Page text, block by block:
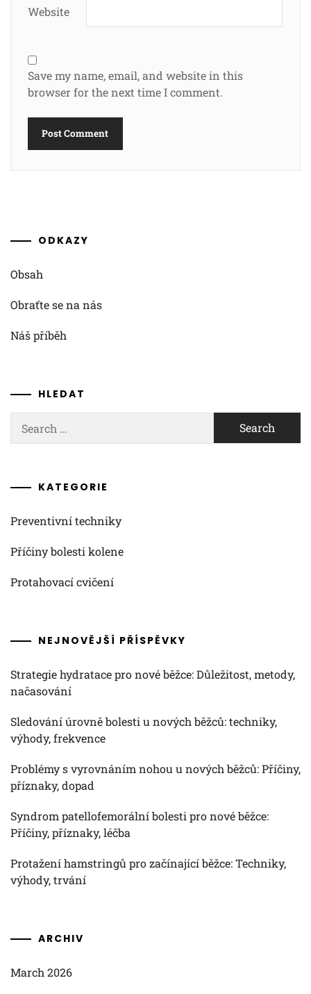
Website
Save my name, email, and website in this
browser for the next time I comment.
ODKAZY
Obsah
Obraťte se na nás
Náš příběh
HLEDAT
for:
KATEGORIE
Preventivní techniky
Příčiny bolesti kolene
Protahovací cvičení
NEJNOVĚJŠÍ PŘÍSPĚVKY
Strategie hydratace pro nové běžce: Důležitost, metody,
načasování
Sledování úrovně bolesti u nových běžců: techniky,
výhody, frekvence
Problémy s vyrovnáním nohou u nových běžců: Příčiny,
příznaky, dopad
Syndrom patellofemorální bolesti pro nové běžce:
Příčiny, příznaky, léčba
Protažení hamstringů pro začínající běžce: Techniky,
výhody, trvání
ARCHIV
March 2026